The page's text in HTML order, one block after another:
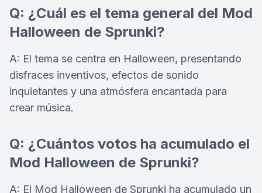
Q: ¿Cuál es el tema general del Mod
Halloween de Sprunki?
A: El tema se centra en Halloween, presentando
disfraces inventivos, efectos de sonido
inquietantes y una atmósfera encantada para
crear música.
Q: ¿Cuántos votos ha acumulado el
Mod Halloween de Sprunki?
A: El Mod Halloween de Sprunki ha acumulado un